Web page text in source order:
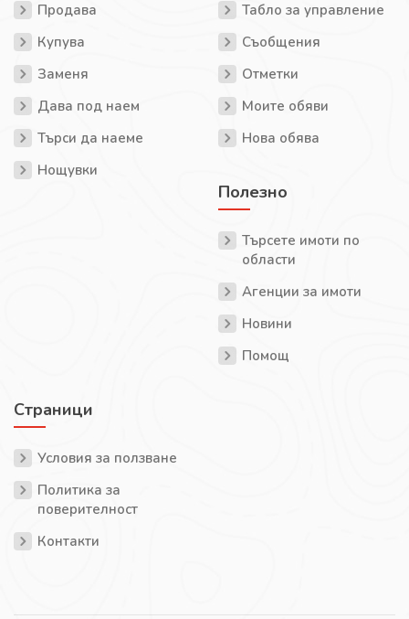
Продава
Купува
Заменя
Дава под наем
Търси да наеме
Нощувки
Табло за управление
Съобщения
Отметки
Моите обяви
Нова обява
Полезно
Търсете имоти по
области
Агенции за имоти
Новини
Помощ
Страници
Условия за ползване
Политика за
поверителност
Контакти